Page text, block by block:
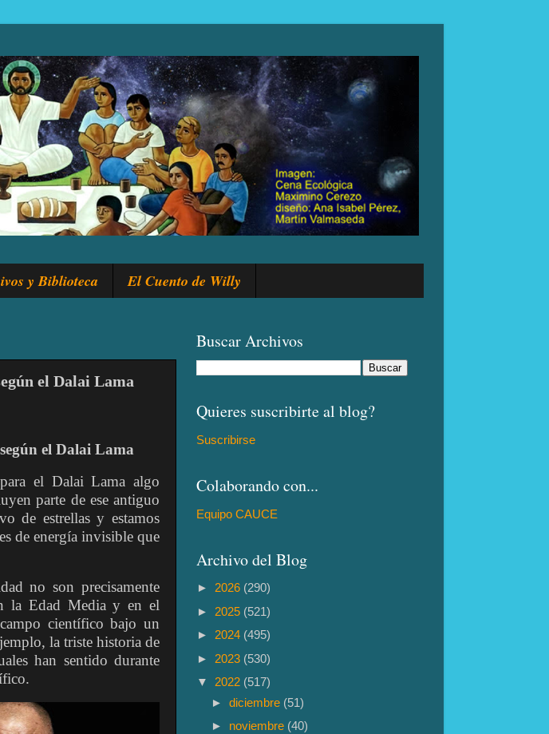
y Biblioteca El Cuento de Willy
el Dalai Lama
el Dalai Lama
el Dalai Lama algo
parte de ese antiguo
de estrellas y estamos
de energía invisible que
no son precisamente
la Edad Media y en el
científico bajo un
la triste historia de
han sentido durante
Buscar Archivos
Quieres suscribirte al blog?
Suscribirse
Colaborando con...
Equipo CAUCE
Archivo del Blog
► 2026 (290)
► 2025 (521)
► 2024 (495)
► 2023 (530)
▼ 2022 (517)
►diciembre (51)
► noviembre (40)